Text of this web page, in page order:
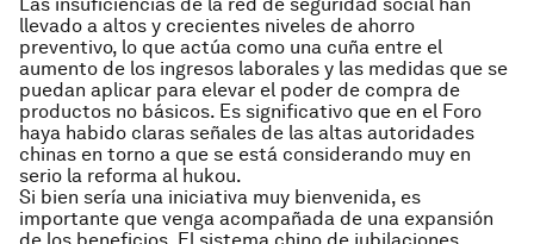
llevado a altos y crecientes niveles de ahorro
preventivo, lo que actúa como una cuña entre el
aumento de los ingresos laborales y las medidas que se
puedan aplicar para elevar el poder de compra de
productos no básicos. Es significativo que en el Foro
haya habido claras señales de las altas autoridades
chinas en torno a que se está considerando muy en
serio la reforma al hukou.
Si bien sería una iniciativa muy bienvenida, es
importante que venga acompañada de una expansión